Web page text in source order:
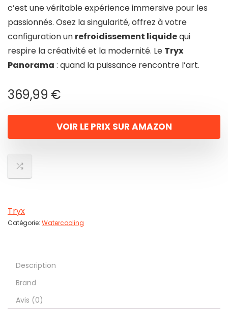
c’est une véritable expérience immersive pour les
passionnés. Osez la singularité, offrez à votre
configuration un refroidissement liquidequi
respire la créativité et la modernité. Le Tryx
Panorama : quand la puissance rencontre l’art.
369,99 €
VOIR LE PRIX SUR AMAZON
Tryx
Catégorie: Watercooling
Description
Brand
Avis (0)